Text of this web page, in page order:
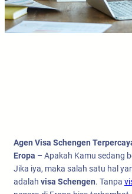
Agen Visa Schengen
Eropa – Apakah Kamu sedang
Jika iya, maka salah satu hal
adalah visa Schengen. Tanpa